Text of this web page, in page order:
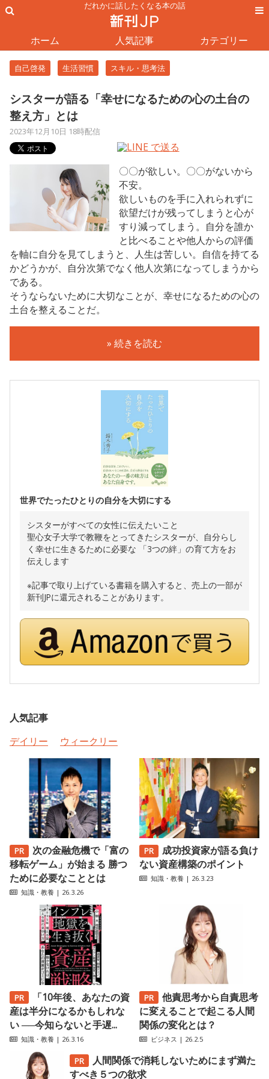
だれかに話したくなる本の話
ホーム 人気記事 カテゴリー
自己啓発 生活習慣 スキル・思考法
シスターが語る「幸せになるための心の土台の
整え方」とは
2023年12月10日 18時配信
〇〇が欲しい。〇〇がないから
不安。
欲しいものを手に入れられずに
欲望だけが残ってしまうと心が
すり減ってしまう。自分を誰か
と比べることや他人からの評価
を軸に自分を見てしまうと、人生は苦しい。自信を持てる
かどうかが、自分次第でなく他人次第になってしまうから
である。
そうならないために大切なことが、幸せになるための心の
土台を整えることだ。
» 続きを読む
世界でたったひとりの自分を大切にする
シスターがすべての女性に伝えたいこと
聖心女子大学で教鞭をとってきたシスターが、自分らし
く幸せに生きるために必要な 「3つの絆」の育て方をお
伝えします
※記事で取り上げている書籍を購入すると、売上の一部が
新刊JPに還元されることがあります。
人気記事
デイリー
ウィークリー
次の金融危機で「富の
移転ゲーム」が始まる 勝つ
ために必要なこととは
知識・教養 | 26.3.26
成功投資家が語る負け
ない資産構築のポイント
知識・教養 | 26.3.23
「10年後、あなたの資
産は半分になるかもしれな
い ──今知らないと手遅...
知識・教養 | 26.3.16
他責思考から自責思考
に変えることで起こる人間
関係の変化とは？
ビジネス | 26.2.5
人間関係で消耗しないためにまず満た
すべき５つの欲求